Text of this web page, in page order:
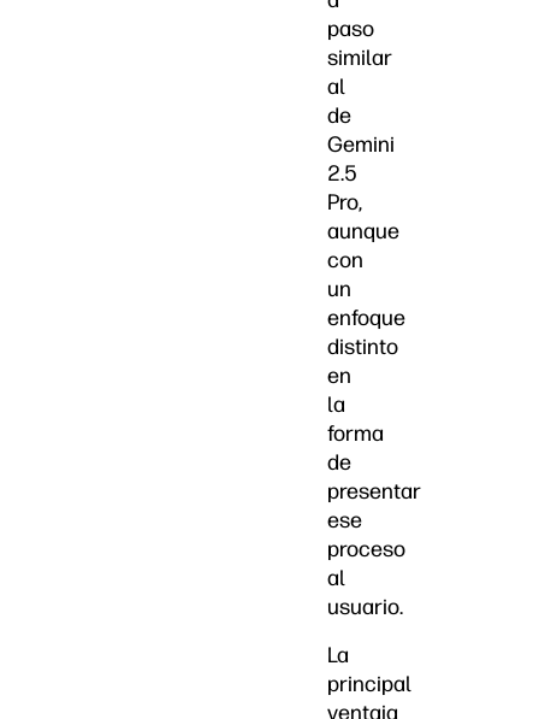
paso
similar
al
de
Gemini
2.5
Pro,
aunque
con
un
enfoque
distinto
en
la
forma
de
presentar
ese
proceso
al
usuario.
La
principal
ventaja